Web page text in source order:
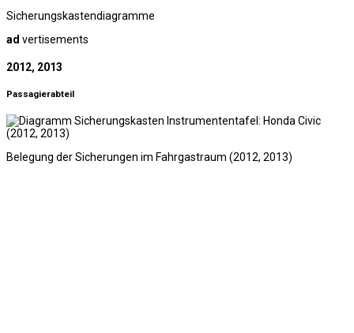
Sicherungskastendiagramme
ad vertisements
2012, 2013
Passagierabteil
Belegung der Sicherungen im Fahrgastraum (2012, 2013)